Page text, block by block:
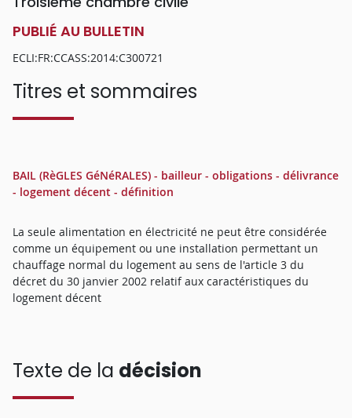
PUBLIÉ AU BULLETIN
ECLI:FR:CCASS:2014:C300721
Titres et sommaires
BAIL (RèGLES GéNéRALES) - bailleur - obligations - délivrance
- logement décent - définition
La seule alimentation en électricité ne peut être considérée
comme un équipement ou une installation permettant un
chauffage normal du logement au sens de l'article 3 du
décret du 30 janvier 2002 relatif aux caractéristiques du
logement décent
Texte de la décision